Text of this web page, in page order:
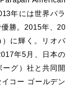
年には世界パラ
勝。2015年、20
に輝く。リオパ
年5月、日本の
グ）社と共同開
コー ゴールデン